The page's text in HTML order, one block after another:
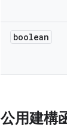
boolean
公用建構